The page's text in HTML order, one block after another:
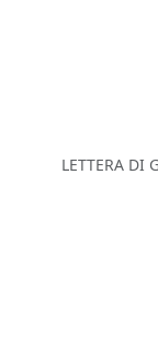
LETTERA DI